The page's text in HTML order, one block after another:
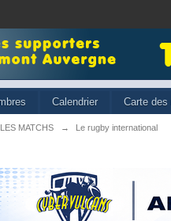
Calendrier Carte des
LES MATCHS → Le rugby international